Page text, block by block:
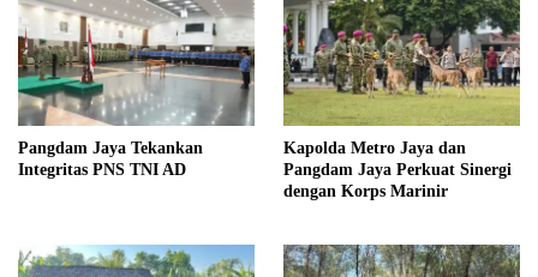
Pangdam Jaya Tekankan
Integritas PNS TNI AD
Kapolda Metro Jaya dan
Pangdam Jaya Perkuat Sinergi
dengan Korps Marinir